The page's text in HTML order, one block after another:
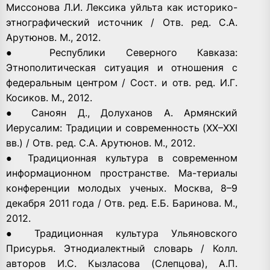
Миссонова Л.И. Лексика уйльта как историко-
этнографический источник / Отв. ред. С.А.
Арутюнов. М., 2012.
● Республики Северного Кавказа:
Этнополитическая ситуация и отношения с
федеральным центром / Сост. и отв. ред. И.Г.
Косиков. М., 2012.
● Саноян Д., Долуханов А. Армянский
Иерусалим: Традиции и современность (XX–XXI
вв.) / Отв. ред. С.А. Арутюнов. М., 2012.
● Традиционная культура в современном
информационном пространстве. Ма-териалы
конференции молодых ученых. Москва, 8–9
декабря 2011 года / Отв. ред. Е.Б. Баринова. М.,
2012.
● Традиционная культура Ульяновского
Присурья. Этнодиалектный словарь / Колл.
авторов И.С. Кызласова (Слепцова), А.П.